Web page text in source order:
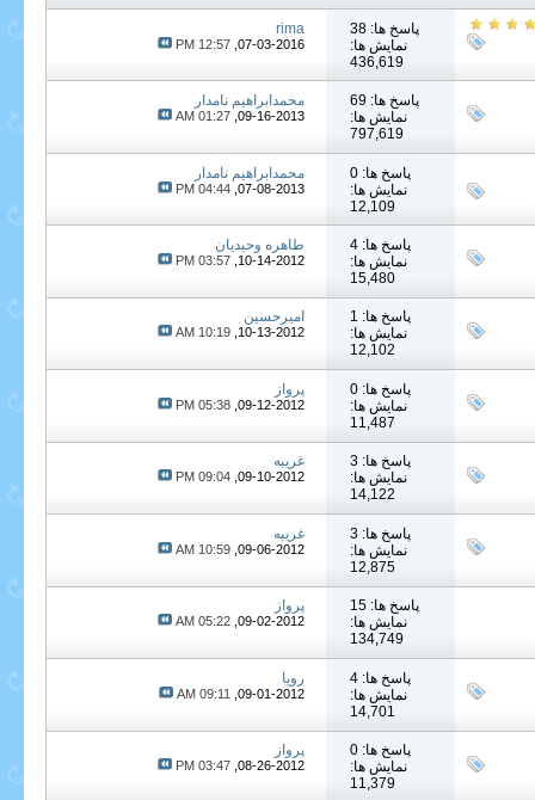
پاسخ ها: 38
نمایش ها:
436,619
rima
07-03-2016,
12:57 PM
پاسخ ها: 69
نمایش ها:
797,619
محمدابراهیم نامدار
09-16-2013,
01:27 AM
پاسخ ها: 0
نمایش ها:
12,109
محمدابراهیم نامدار
07-08-2013,
04:44 PM
پاسخ ها: 4
نمایش ها:
15,480
طاهره وحیدیان
10-14-2012,
03:57 PM
پاسخ ها: 1
نمایش ها:
12,102
امیرحسین
10-13-2012,
10:19 AM
پاسخ ها: 0
نمایش ها:
11,487
پرواز
09-12-2012,
05:38 PM
پاسخ ها: 3
نمایش ها:
14,122
غریبه
09-10-2012,
09:04 PM
پاسخ ها: 3
نمایش ها:
12,875
غریبه
09-06-2012,
10:59 AM
پاسخ ها: 15
نمایش ها:
134,749
پرواز
09-02-2012,
05:22 AM
پاسخ ها: 4
نمایش ها:
14,701
رویا
09-01-2012,
09:11 AM
پاسخ ها: 0
نمایش ها:
11,379
پرواز
08-26-2012,
03:47 PM